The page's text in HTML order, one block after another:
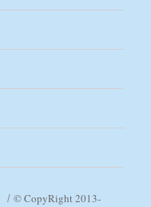
© CopyRight 2013-